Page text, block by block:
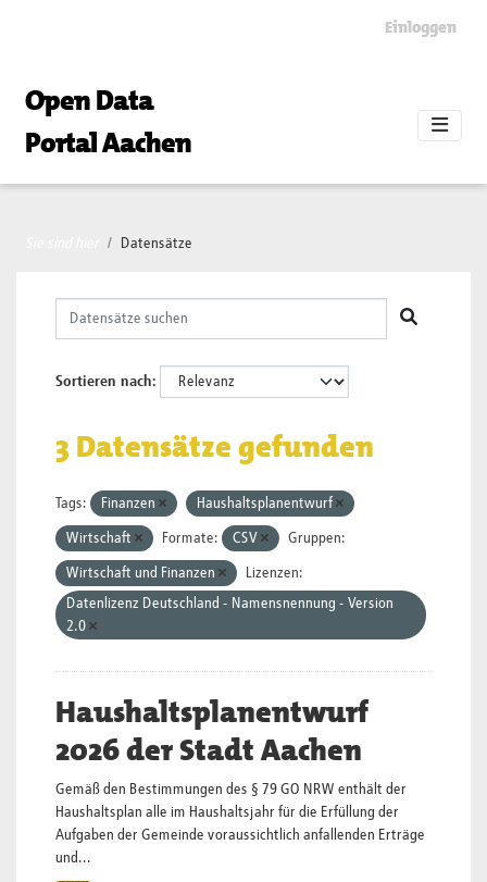
Einloggen
Open Data
Portal Aachen
Datensätze
Sortieren nach
3 Datensätze gefunden
Tags: Finanzen Haushaltsplanentwurf
Wirtschaft Formate: CSV Gruppen:
Wirtschaft und Finanzen
Lizenzen:
Datenlizenz Deutschland - Namensnennung - Version
2.0
Haushaltsplanentwurf
2026 der Stadt Aachen
Gemäß den Bestimmungen des § 79 GO NRW enthält der
Haushaltsplan alle im Haushaltsjahr für die Erfüllung der
Aufgaben der Gemeinde voraussichtlich anfallenden Erträge
und...